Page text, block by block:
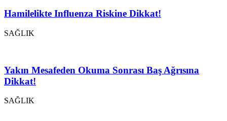
Hamilelikte Influenza Riskine Dikkat!
SAĞLIK
Yakın Mesafeden Okuma Sonrası Baş Ağrısına
Dikkat!
SAĞLIK